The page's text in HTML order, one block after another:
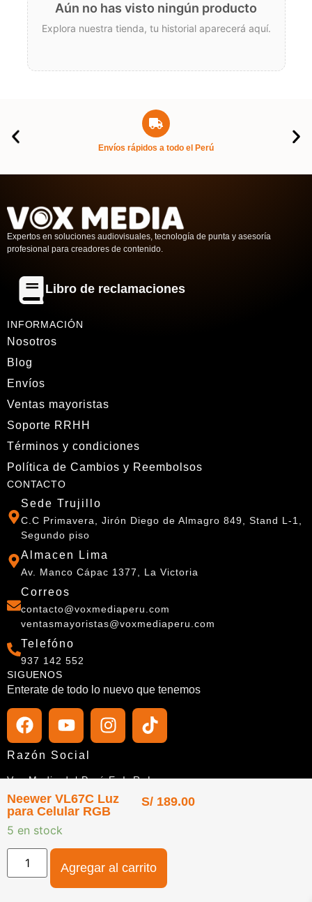
Aún no has visto ningún producto
Explora nuestra tienda, tu historial aparecerá aquí.
Neewer VL67C Luz
para Celular RGB
S/189.00
5 en stock
Agregar al carrito
Envíos rápidos a todo el Perú
Expertos en soluciones audiovisuales, tecnología de punta y asesoría
profesional para creadores de contenido.
Libro de reclamaciones
INFORMACIÓN
Nosotros
Blog
Envíos
Ventas mayoristas
Soporte RRHH
Términos y condiciones
Política de Cambios y Reembolsos
CONTACTO
Sede Trujillo
C.C Primavera, Jirón Diego de Almagro 849, Stand L-1,
Segundo piso
Almacen Lima
Av. Manco Cápac 1377, La Victoria
Correos
contacto@voxmediaperu.com
ventasmayoristas@voxmediaperu.com
Telefóno
937 142 552
SIGUENOS
Enterate de todo lo nuevo que tenemos
Razón Social
Vox Media del Perú E. I. R. L.
RUC
20610419845